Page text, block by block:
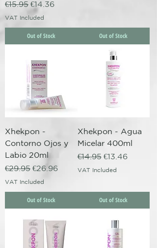
Regular Price
€15.95 Sale Price
€14.36
VAT Included
Out of Stock Out of Stock
Xhekpon -
Contorno Ojos y
Labio 20ml
Regular Price
€29.95 Sale Price
€26.96
VAT Included
Out of Stock
Xhekpon - Agua
Micelar 400ml
Regular Price
€14.95 Sale Price
€13.46
VAT Included
Out of Stock